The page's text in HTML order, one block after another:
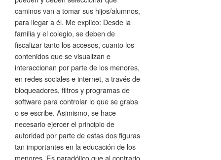
caminos van a tomar sus hijos/alumnos,
para llegar a él. Me explico: Desde la
familia y el colegio, se deben de
fiscalizar tanto los accesos, cuanto los
contenidos que se visualizan e
interaccionan por parte de los menores,
en redes sociales e internet, a través de
bloqueadores, filtros y programas de
software para controlar lo que se graba
o se escribe. Asimismo, se hace
necesario ejercer el principio de
autoridad por parte de estas dos figuras
tan importantes en la educación de los